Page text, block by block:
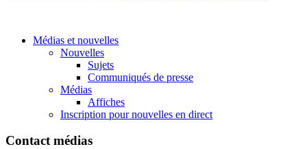
Médias et nouvelles
Nouvelles
Sujets
Communiqués de presse
Médias
Affiches
Inscription pour nouvelles en direct
Contact médias